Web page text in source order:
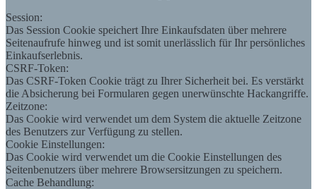
Session:
Das Session Cookie speichert Ihre Einkaufsdaten über mehrere
Seitenaufrufe hinweg und ist somit unerlässlich für Ihr persönliches
Einkaufserlebnis.
CSRF-Token:
Das CSRF-Token Cookie trägt zu Ihrer Sicherheit bei. Es verstärkt
die Absicherung bei Formularen gegen unerwünschte Hackangriffe.
Zeitzone:
Das Cookie wird verwendet um dem System die aktuelle Zeitzone
des Benutzers zur Verfügung zu stellen.
Cookie Einstellungen:
Das Cookie wird verwendet um die Cookie Einstellungen des
Seitenbenutzers über mehrere Browsersitzungen zu speichern.
Cache Behandlung: